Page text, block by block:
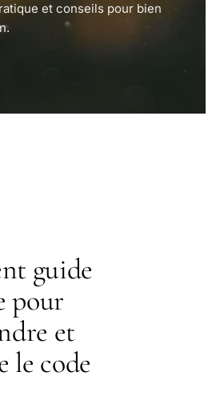
et conseils pour bien
guide
pour
et
le code